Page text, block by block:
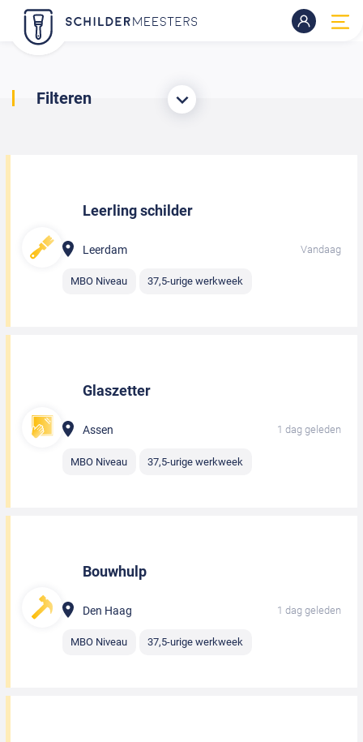
Filteren
Leerling schilder
Leerdam Vandaag
MBO Niveau 37,5-urige werkweek
Glaszetter
Assen 1 dag geleden
MBO Niveau 37,5-urige werkweek
Bouwhulp
Den Haag 1 dag geleden
MBO Niveau 37,5-urige werkweek